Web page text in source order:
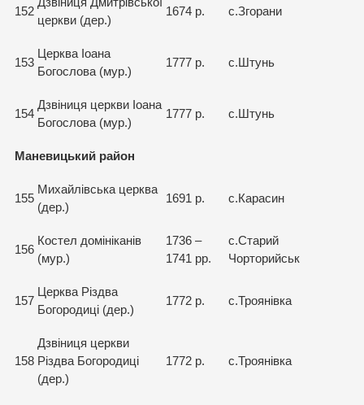
152
церкви (дер.)
1674 р. с.Згорани
153
Церква Іоана
Богослова (мур.)
1777 р. с.Штунь
154
Дзвіниця церкви Іоана
Богослова (мур.)
1777 р. с.Штунь
Маневицький район
155
Михайлівська церква
(дер.)
1691 р. с.Карасин
156
Костел домініканів
(мур.)
1736 –
1741 рр.
с.Старий
Чорторийськ
157
Церква Різдва
Богородиці (дер.)
1772 р. с.Троянівка
158
Дзвіниця церкви
Різдва Богородиці
(дер.)
1772 р. с.Троянівка